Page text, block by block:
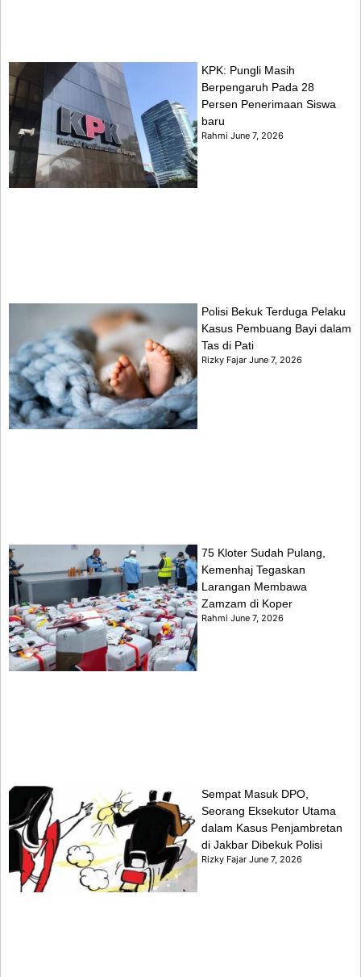
KPK: Pungli Masih
Berpengaruh Pada 28
Persen Penerimaan Siswa
baru
RahmiJune 7, 2026
Polisi Bekuk Terduga Pelaku
Kasus Pembuang Bayi dalam
Tas di Pati
Rizky FajarJune 7, 2026
75 Kloter Sudah Pulang,
Kemenhaj Tegaskan
Larangan Membawa
Zamzam di Koper
RahmiJune 7, 2026
Sempat Masuk DPO,
Seorang Eksekutor Utama
dalam Kasus Penjambretan
di Jakbar Dibekuk Polisi
Rizky FajarJune 7, 2026